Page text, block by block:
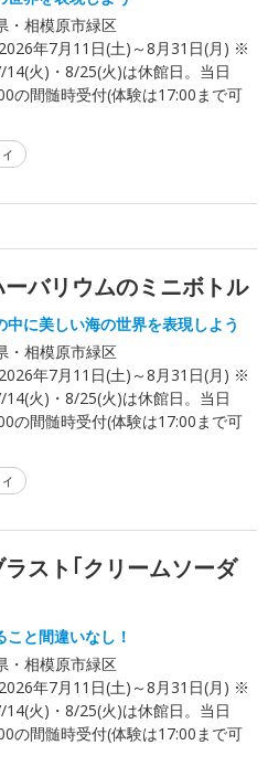
・相模原市緑区
2026年7月11日(土)～8月31日(月) ※
14(火)・8/25(火)は休館日。当日
の間髄時受付(体験は17:00まで可
バリウムのミニボトル
中に美しい海の世界を表現しよう
・相模原市緑区
2026年7月11日(土)～8月31日(月) ※
14(火)・8/25(火)は休館日。当日
の間髄時受付(体験は17:00まで可
スト｢クリームソーダ
こと間違いなし！
・相模原市緑区
2026年7月11日(土)～8月31日(月) ※
14(火)・8/25(火)は休館日。当日
の間髄時受付(体験は17:00まで可